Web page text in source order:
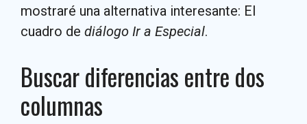
mostraré una alternativa interesante: El
cuadro de diálogo Ir a Especial.
Buscar diferencias entre dos
columnas